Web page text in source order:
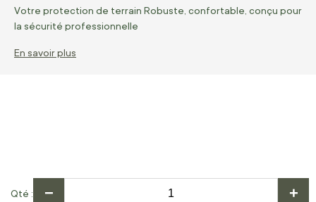
Votre protection de terrain Robuste, confortable, conçu pour
la sécurité professionnelle
En savoir plus
Qté − +